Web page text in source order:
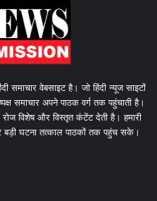
वेबसाइट है। जो हिंदी न्यूज साइटों
समाचार अपने पाठक वर्ग तक पहुंचाती है।
विशेष और विस्तृत कंटेंट देती है। हमारी
घटना तत्काल पाठकों तक पहुंच सके।